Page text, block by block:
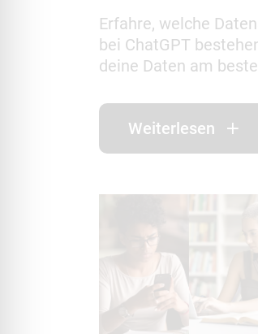
Erfahre, welche
bei ChatGPT
deine Daten am
Weiterlesen